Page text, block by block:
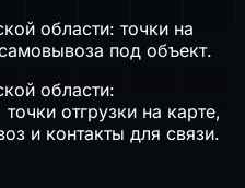
области: точки на
под объект.
области:
отгрузки на карте,
и контакты для связи.